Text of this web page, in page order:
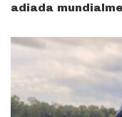
adiada